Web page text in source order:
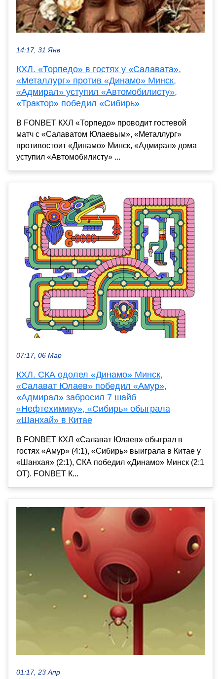
14:17, 31 Янв
КХЛ. «Торпедо» в гостях у «Салавата»,
«Металлург» против «Динамо» Минск,
«Адмирал» уступил «Автомобилисту»,
«Трактор» победил «Сибирь»
В FONBET КХЛ «Торпедо» проводит гостевой
матч с «Салаватом Юлаевым», «Металлург»
противостоит «Динамо» Минск, «Адмирал» дома
уступил «Автомобилисту» ...
07:17, 06 Мар
КХЛ. СКА одолел «Динамо» Минск,
«Салават Юлаев» победил «Амур»,
«Адмирал» забросил 7 шайб
«Нефтехимику», «Сибирь» обыграла
«Шанхай» в Китае
В FONBET КХЛ «Салават Юлаев» обыграл в
гостях «Амур» (4:1), «Сибирь» выиграла в Китае у
«Шанхая» (2:1), СКА победил «Динамо» Минск (2:1
ОТ). FONBET К...
01:17, 23 Апр